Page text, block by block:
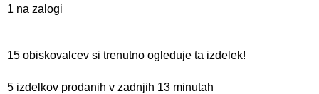
1 na zalogi
15 obiskovalcev si trenutno ogleduje ta izdelek!
5 izdelkov prodanih v zadnjih 13 minutah